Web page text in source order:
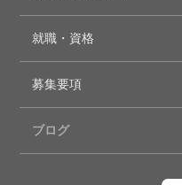
就職・資格
募集要項
ブログ